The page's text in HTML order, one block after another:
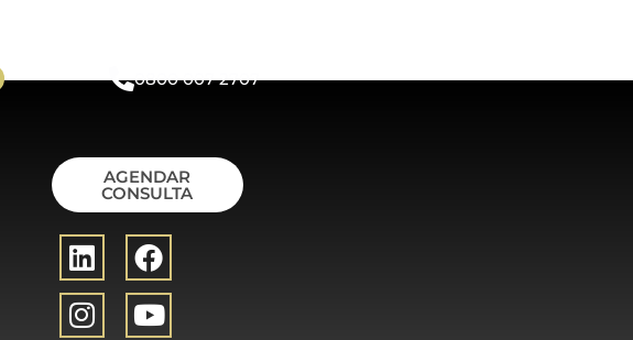
0800 007 2707
AGENDAR
CONSULTA